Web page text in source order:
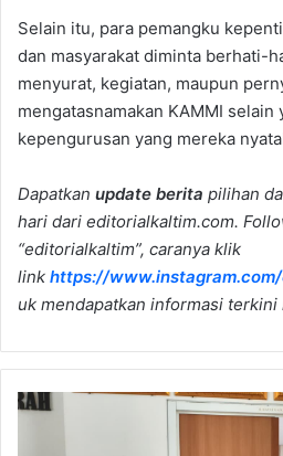
Selain itu, para pemangku
dan masyarakat diminta berhati-
menyurat, kegiatan, maupun
mengatasnamakan KAMMI
kepengurusan yang mereka
Dapatkan update berita pilihan
hari dari editorialkaltim.com.
“editorialkaltim”, caranya klik
link https://
uk mendapatkan informasi terkini
DPRD